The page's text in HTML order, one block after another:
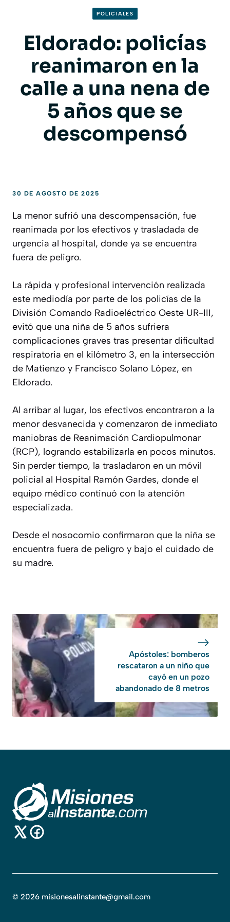
POLICIALES
Eldorado: policías
reanimaron en la
calle a una nena de
5 años que se
descompensó
30 DE AGOSTO DE 2025
La menor sufrió una descompensación, fue
reanimada por los efectivos y trasladada de
urgencia al hospital, donde ya se encuentra
fuera de peligro.
La rápida y profesional intervención realizada
este mediodía por parte de los policías de la
División Comando Radioeléctrico Oeste UR-III,
evitó que una niña de 5 años sufriera
complicaciones graves tras presentar dificultad
respiratoria en el kilómetro 3, en la intersección
de Matienzo y Francisco Solano López, en
Eldorado.
Al arribar al lugar, los efectivos encontraron a la
menor desvanecida y comenzaron de inmediato
maniobras de Reanimación Cardiopulmonar
(RCP), logrando estabilizarla en pocos minutos.
Sin perder tiempo, la trasladaron en un móvil
policial al Hospital Ramón Gardes, donde el
equipo médico continuó con la atención
especializada.
Desde el nosocomio confirmaron que la niña se
encuentra fuera de peligro y bajo el cuidado de
su madre.
Apóstoles: bomberos
rescataron a un niño que
cayó en un pozo
abandonado de 8 metros
© 2026 misionesalinstante@gmail.com